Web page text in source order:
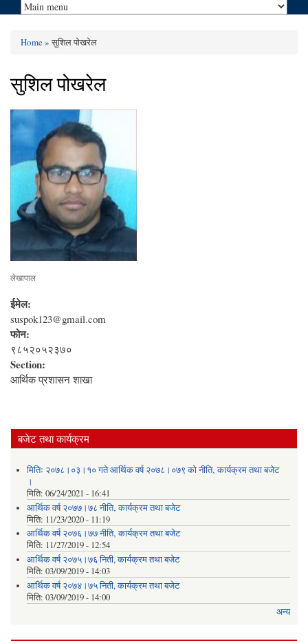
You are here
Home» सुशिल पोखरेल
सुशिल पोखरेल
लेखापाल
ईमेल:
suspok123@gmail.com
फोन:
९८५२०५२३७०
Section:
आर्थिक प्रशासन शाखा
बजेट तथा कार्यक्रम
मितिः २०७८।०३।१० गते आर्थिक वर्ष २०७८।०७९ को नीति‚ कार्यक्रम तथा बजेट
।
मिति: 06/24/2021 - 16:41
आर्थिक वर्ष २०७७।७८ नीति‚ कार्यक्रम तथा बजेट
मिति: 11/23/2020 - 11:19
आर्थिक वर्ष २०७६।७७ नीति‚ कार्यक्रम तथा बजेट
मिति: 11/27/2019 - 12:54
आर्थिक वर्ष २०७५।७६ निती, कार्यक्रम तथा बजेट
मिति: 03/09/2019 - 14:03
आर्थिक वर्ष २०७४।७५ निती, कार्यक्रम तथा बजेट
मिति: 03/09/2019 - 14:00
अन्य